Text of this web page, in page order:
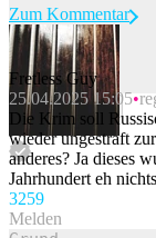
Beitrag melden
Zum Kommentar
Fretless Guy
25.04.2025 15:05
Die Krim soll
wieder ungestraft
anderes? Ja dieses
Jahrhundert eh
3259
Melden